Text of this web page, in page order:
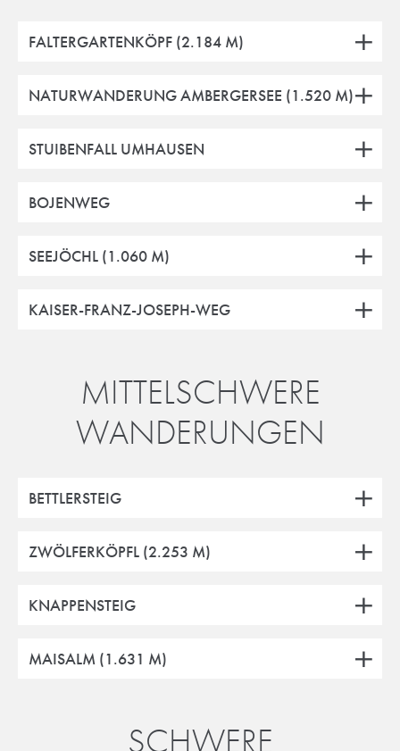
FALTERGARTENKÖPF (2.184 M)
NATURWANDERUNG AMBERGERSEE (1.520 M)
STUIBENFALL UMHAUSEN
BOJENWEG
SEEJÖCHL (1.060 M)
KAISER-FRANZ-JOSEPH-WEG
MITTELSCHWERE
WANDERUNGEN
BETTLERSTEIG
ZWÖLFERKÖPFL (2.253 M)
KNAPPENSTEIG
MAISALM (1.631 M)
SCHWERE